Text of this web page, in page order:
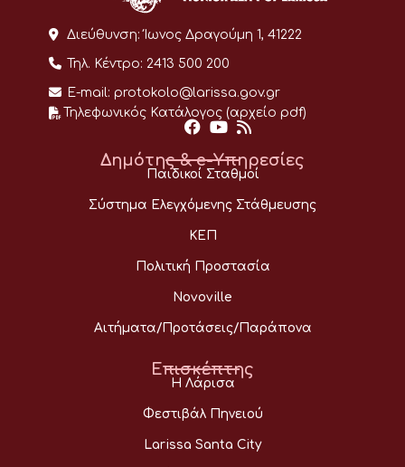
Διεύθυνση: Ίωνος Δραγούμη 1, 41222
Τηλ. Κέντρο: 2413 500 200
E-mail: protokolo@larissa.gov.gr
Τηλεφωνικός Κατάλογος (αρχείο pdf)
Δημότης & e-Υπηρεσίες
Παιδικοί Σταθμοί
Σύστημα Ελεγχόμενης Στάθμευσης
ΚΕΠ
Πολιτική Προστασία
Novoville
Αιτήματα/Προτάσεις/Παράπονα
Επισκέπτης
Η Λάρισα
Φεστιβάλ Πηνειού
Larissa Santa City